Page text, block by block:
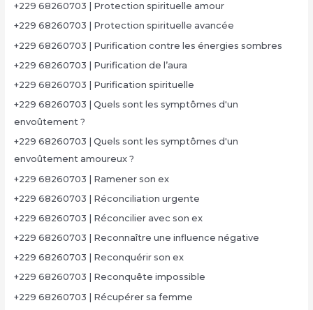
+229 68260703 | Protection spirituelle amour
+229 68260703 | Protection spirituelle avancée
+229 68260703 | Purification contre les énergies sombres
+229 68260703 | Purification de l’aura
+229 68260703 | Purification spirituelle
+229 68260703 | Quels sont les symptômes d'un
envoûtement ?
+229 68260703 | Quels sont les symptômes d'un
envoûtement amoureux ?
+229 68260703 | Ramener son ex
+229 68260703 | Réconciliation urgente
+229 68260703 | Réconcilier avec son ex
+229 68260703 | Reconnaître une influence négative
+229 68260703 | Reconquérir son ex
+229 68260703 | Reconquête impossible
+229 68260703 | Récupérer sa femme